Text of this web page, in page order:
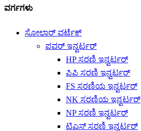
ವರ್ಗಗಳು
ಸೋಲಾರ್ ವರ್ಟೆಕ್
ಪವರ್ ಇನ್ವರ್ಟರ್
HP ಸರಣಿ ಇನ್ವರ್ಟರ್
ಪಿಪಿ ಸರಣಿ ಇನ್ವರ್ಟರ್
FS ಸರಣಿಯ ಇನ್ವರ್ಟರ್
NK ಸರಣಿಯ ಇನ್ವರ್ಟರ್
NP ಸರಣಿ ಇನ್ವರ್ಟರ್
ಟಿಎಸ್ ಸರಣಿ ಇನ್ವರ್ಟರ್